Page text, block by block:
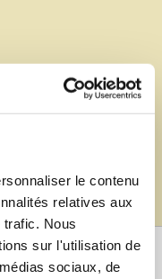
le contenu
relatives aux
Nous
sur l'utilisation de
sociaux, de
Boutique